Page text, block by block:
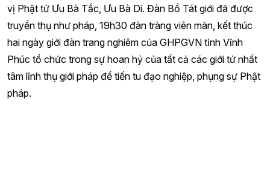
vị Phật tử Ưu Bà Tắc, Ưu Bà Di. Đàn Bồ Tát giới đã được
truyền thụ như pháp, 19h30 đàn tràng viên mãn, kết thúc
hai ngày giới đàn trang nghiêm của GHPGVN tỉnh Vĩnh
Phúc tổ chức trong sự hoan hỷ của tất cả các giới tử nhất
tâm lĩnh thụ giới pháp để tiến tu đạo nghiệp, phụng sự Phật
pháp.